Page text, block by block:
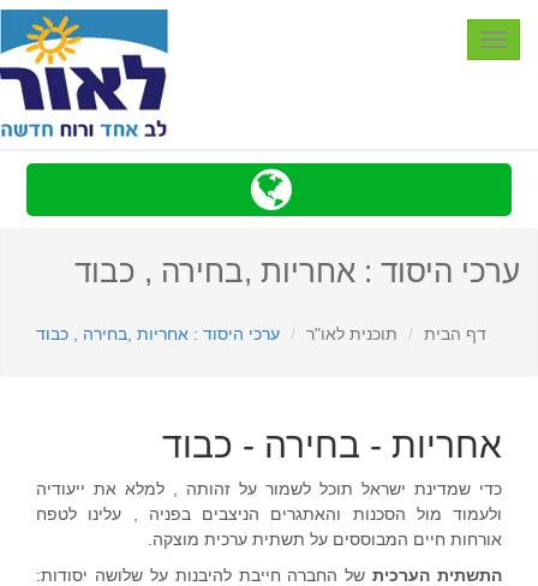
Toggle
ערכי היסוד : אחריות ,בחירה , כבוד
דף הבית תוכנית לאו"ר ערכי היסוד : אחריות ,בחירה , כבוד
אחריות - בחירה - כבוד
כדי שמדינת ישראל תוכל לשמור על זהותה , למלא את ייעודיה
ולעמוד מול הסכנות והאתגרים הניצבים בפניה , עלינו לטפח
אורחות חיים המבוססים על תשתית ערכית מוצקה.
התשתית הערכית של החברה חייבת להיבנות על שלושה יסודות: